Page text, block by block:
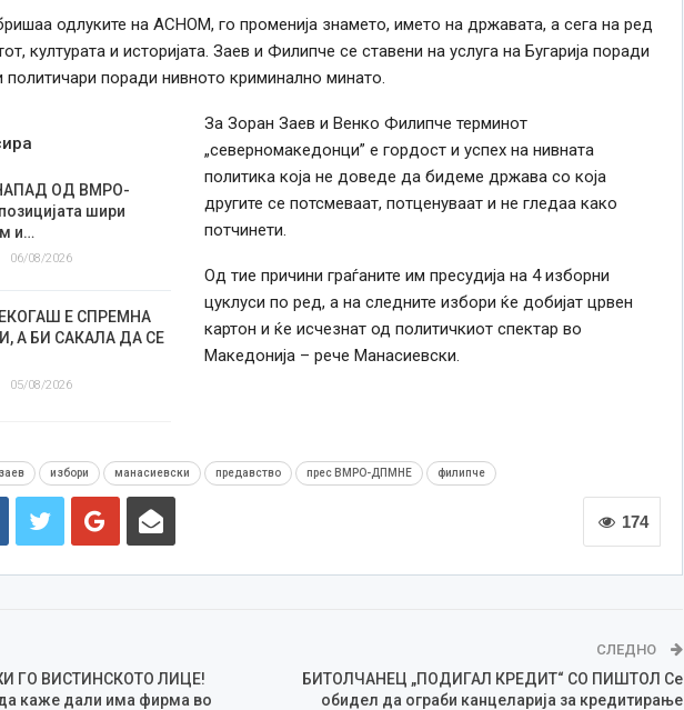
одлуките на АСНОМ, го променија знамето, името на државата, а сега на ред
културата и историјата. Заев и Филипче се ставени на услуга на Бугарија поради
политичари поради нивното криминално минато.
ОД ВМРО-
шири
и…
06/08/2026
Е СПРЕМНА
А БИ САКАЛА ДА СЕ
05/08/2026
За Зоран Заев и Венко Филипче терминот
„северномакедонци” е гордост и успех на нивната
политика која не доведе да бидеме држава со која
другите се потсмеваат, потценуваат и не гледаа како
потчинети.
Од тие причини граѓаните им пресудија на 4 изборни
цуклуси по ред, а на следните избори ќе добијат црвен
картон и ќе исчезнат од политичкиот спектар во
Македонија – рече Манасиевски.
заев избори манасиевски предавство прес ВМРО-ДПМНЕ филипче
174
ГО ВИСТИНСКОТО ЛИЦЕ!
каже дали има фирма во
СЛЕДНО
БИТОЛЧАНЕЦ „ПОДИГАЛ КРЕДИТ“ СО ПИШТОЛ Се
обидел да ограби канцеларија за кредитирање